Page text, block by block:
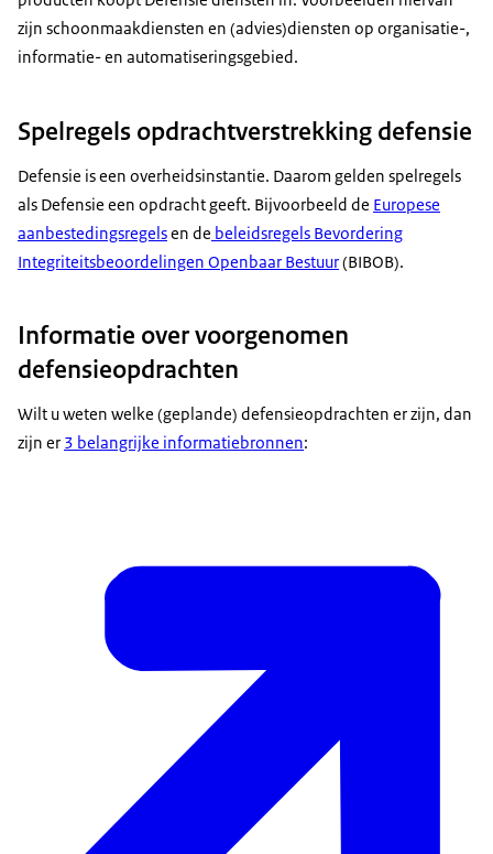
zijn schoonmaakdiensten en (advies)diensten op organisatie-,
informatie- en automatiseringsgebied.
Spelregels opdrachtverstrekking defensie
Defensie is een overheidsinstantie. Daarom gelden spelregels
als Defensie een opdracht geeft. Bijvoorbeeld de Europese
aanbestedingsregelsen de beleidsregels Bevordering
Integriteitsbeoordelingen Openbaar Bestuur(BIBOB).
Informatie over voorgenomen
defensieopdrachten
Wilt u weten welke (geplande) defensieopdrachten er zijn, dan
zijn er 3 belangrijke informatiebronnen: